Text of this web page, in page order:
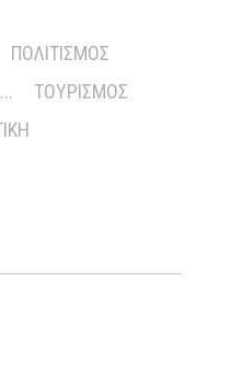
ΠΟΛΙΤΙΣΜΌΣ
ΤΟΥΡΙΣΜΌΣ